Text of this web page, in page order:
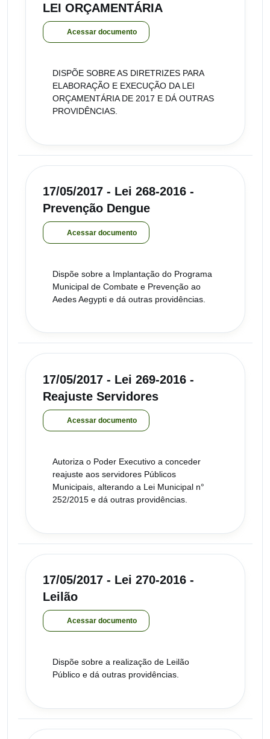
LEI ORÇAMENTÁRIA
Acessar documento
DISPÕE SOBRE AS DIRETRIZES PARA
ELABORAÇÃO E EXECUÇÃO DA LEI
ORÇAMENTÁRIA DE 2017 E DÁ OUTRAS
PROVIDÊNCIAS.
17/05/2017 - Lei 268-2016 -
Prevenção Dengue
Acessar documento
Dispõe sobre a Implantação do Programa
Municipal de Combate e Prevenção ao
Aedes Aegypti e dá outras providências.
17/05/2017 - Lei 269-2016 -
Reajuste Servidores
Acessar documento
Autoriza o Poder Executivo a conceder
reajuste aos servidores Públicos
Municipais, alterando a Lei Municipal n°
252/2015 e dá outras providências.
17/05/2017 - Lei 270-2016 -
Leilão
Acessar documento
Dispõe sobre a realização de Leilão
Público e dá outras providências.